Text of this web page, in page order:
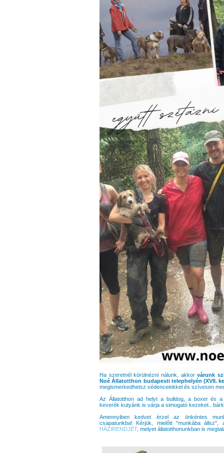
Ha szeretnél körülnézni nálunk, akkorvárunk
Noé Állatotthon budapesti telephelyén (XVII.
megismerkedhetsz védenceinkkel és szívesen
Az Állatotthon ad helyt a bulldog, a boxer és
keverék kutyánk is várja a simogató kezeket..
Amennyiben kedvet érzel az önkéntes
csapatunkba! Kérjük, mielőtt "munkába
HÁZIRENDJÉT, melyet állatotthonunkban is